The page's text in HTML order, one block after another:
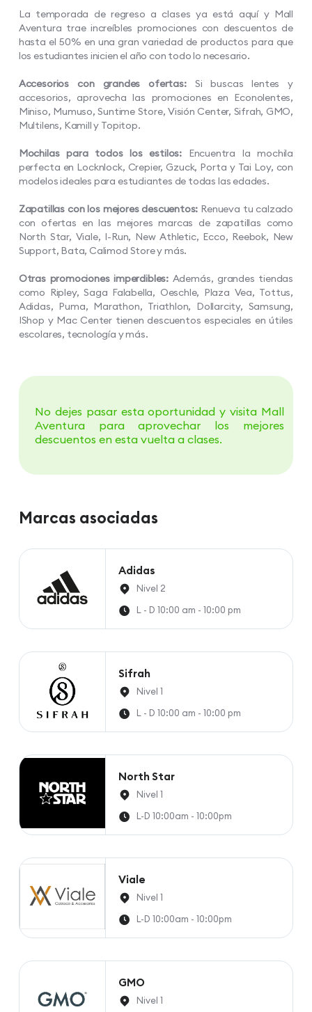
La temporada de regreso a clases ya está aquí y Mall
Aventura trae increíbles promociones con descuentos de
hasta el 50% en una gran variedad de productos para que
los estudiantes inicien el año con todo lo necesario.
Accesorios con grandes ofertas: Si buscas lentes y
accesorios, aprovecha las promociones en Econolentes,
Miniso, Mumuso, Suntime Store, Visión Center, Sifrah, GMO,
Multilens, Kamill y Topitop.
Mochilas para todos los estilos: Encuentra la mochila
perfecta en Locknlock, Crepier, Gzuck, Porta y Tai Loy, con
modelos ideales para estudiantes de todas las edades.
Zapatillas con los mejores descuentos: Renueva tu calzado
con ofertas en las mejores marcas de zapatillas como
North Star, Viale, I-Run, New Athletic, Ecco, Reebok, New
Support, Bata, Calimod Store y más.
Otras promociones imperdibles: Además, grandes tiendas
como Ripley, Saga Falabella, Oeschle, Plaza Vea, Tottus,
Adidas, Puma, Marathon, Triathlon, Dollarcity, Samsung,
IShop y Mac Center tienen descuentos especiales en útiles
escolares, tecnología y más.
No dejes pasar esta oportunidad y visita Mall
Aventura para aprovechar los mejores
descuentos en esta vuelta a clases.
Marcas asociadas
Adidas
Nivel 2
L - D 10:00 am - 10:00 pm
Sifrah
Nivel 1
L - D 10:00 am - 10:00 pm
North Star
Nivel 1
L-D 10:00am - 10:00pm
Viale
Nivel 1
L-D 10:00am - 10:00pm
GMO
Nivel 1